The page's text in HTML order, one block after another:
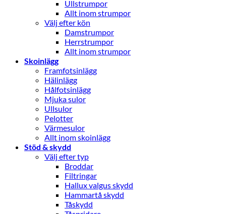
Ullstrumpor
Allt inom strumpor
Välj efter kön
Damstrumpor
Herrstrumpor
Allt inom strumpor
Skoinlägg
Framfotsinlägg
Hälinlägg
Hålfotsinlägg
Mjuka sulor
Ullsulor
Pelotter
Värmesulor
Allt inom skoinlägg
Stöd & skydd
Välj efter typ
Broddar
Filtringar
Hallux valgus skydd
Hammartå skydd
Tåskydd